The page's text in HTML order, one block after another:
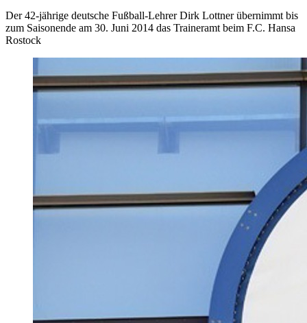
Der 42-jährige deutsche Fußball-Lehrer Dirk Lottner übernimmt bis
zum Saisonende am 30. Juni 2014 das Traineramt beim F.C. Hansa
Rostock